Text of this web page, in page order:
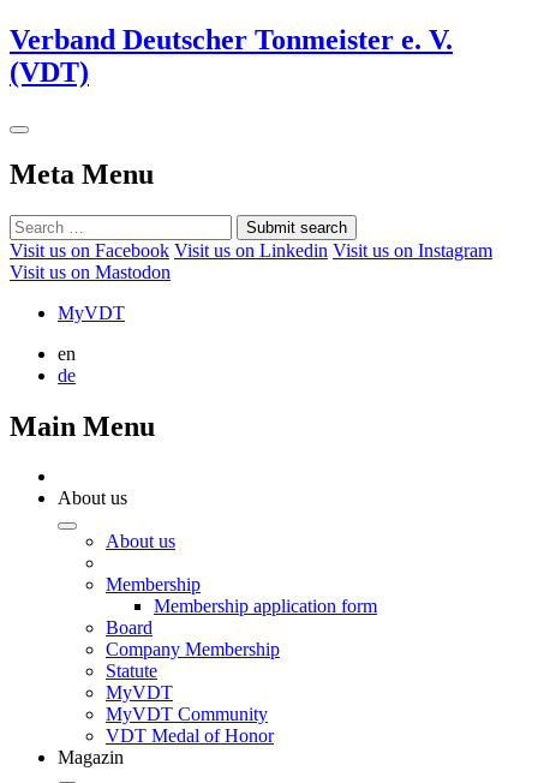
Verband Deutscher Tonmeister e. V.
(VDT)
Meta Menu
Submit search
Visit us on Facebook Visit us on Linkedin Visit us on Instagram
Visit us on Mastodon
MyVDT
en
de
Main Menu
About us
About us
Membership
Membership application form
Board
Company Membership
Statute
MyVDT
MyVDT Community
VDT Medal of Honor
Magazin